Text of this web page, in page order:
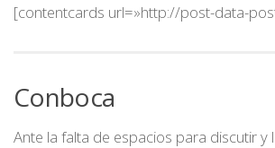
[contentcards url=»http://post-data-
Conboca
Ante la falta de espacios para discutir y